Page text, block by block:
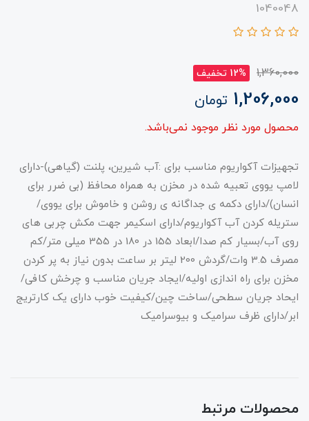
1040048
1,360,000 12% تخفیف
1,206,000 تومان
محصول مورد نظر موجود نمی‌باشد.
تجهیزات آکواریوم مناسب برای :آب شیرین، پلنت (گیاهی)-دارای
لامپ یووی تعبیه شده در مخزن به همراه محافظ (بی ضرر برای
انسان)/دارای دکمه ی جداگانه ی روشن و خاموش برای یووی/
ستریله کردن آب آکواریوم/دارای اسکیمر جهت مکش چربی های
روی آب/بسیار کم صدا/ابعاد 155 در 180 در 355 میلی متر/کم
مصرف 3.5 وات/گردش 200 لیتر بر ساعت بدون نیاز به پر کردن
مخزن برای راه اندازی اولیه/ایجاد جریان مناسب و چرخش کافی/
ایحاد جریان سطحی/ساخت چین/کیفیت خوب دارای یک کارتریج
ابر/دارای ظرف سرامیک و بیوسرامیک
محصولات مرتبط